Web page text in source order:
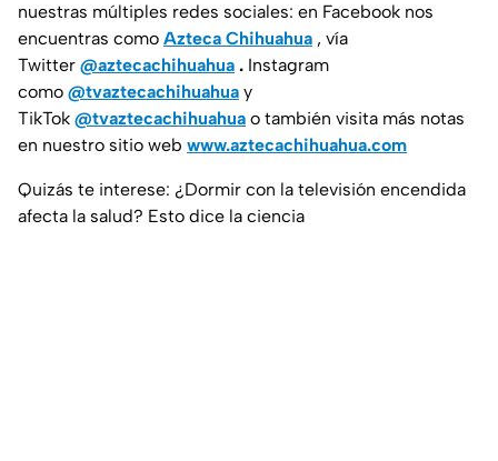
nuestras múltiples redes sociales: en Facebook nos
encuentras como Azteca Chihuahua , vía
Twitter @aztecachihuahua . Instagram
como @tvaztecachihuahua y
TikTok @tvaztecachihuahua o también visita más notas
en nuestro sitio web www.aztecachihuahua.com
Quizás te interese: ¿Dormir con la televisión encendida
afecta la salud? Esto dice la ciencia